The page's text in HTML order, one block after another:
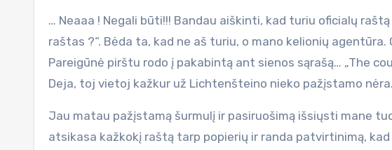
… Neaaa ! Negali būti!!! Bandau aiškinti, kad turiu oficialų
raštas ?“. Bėda ta, kad ne aš turiu, o mano kelionių
Pareigūnė pirštu rodo į pakabintą ant sienos sąrašą… „The
Deja, toj vietoj kažkur už Lichtenšteino nieko pažįstamo nėra.
Jau matau pažįstamą šurmulį ir pasiruošimą išsiųsti mane
atsikasa kažkokį raštą tarp popierių ir randa patvirtinimą,